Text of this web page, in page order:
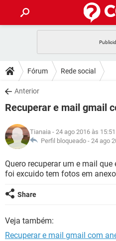
CELULAR
OUTLOOK
INSTAGRAM
GUIA DE COMPRAS
DICAS
JOGOS
INSTAGRAM
GUIA DE COMPRAS
DOWNLOADS
JOGOS
CELULAR
OUTLOOK
GUIA DE COMPRAS
FÓRUM
JOGOS
CELULAR
OUTLOOK
GLOSSÁRIO
CELULAR
OUTLOOK
GUIA DE COMPRAS
Fórum Rede social
Anterior
Recuperar e mail gmail
Tianaia - 24 ago 2016 às 15:51
Perfil bloqueado - 24 ago
Quero recuperar um e mail
foi excuido tem fotos em
Share
Veja também:
Recuperar e mail gmail com